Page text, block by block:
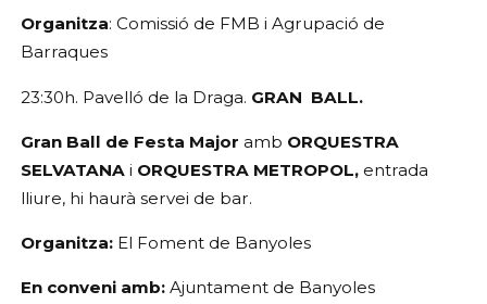
Organitza: Comissió de FMB i Agrupació de
Barraques
23:30h. Pavelló de la Draga. GRAN  BALL.
Gran Ball de Festa Major amb ORQUESTRA
SELVATANA i ORQUESTRA METROPOL, entrada
lliure, hi haurà servei de bar.
Organitza: El Foment de Banyoles
En conveni amb: Ajuntament de Banyoles